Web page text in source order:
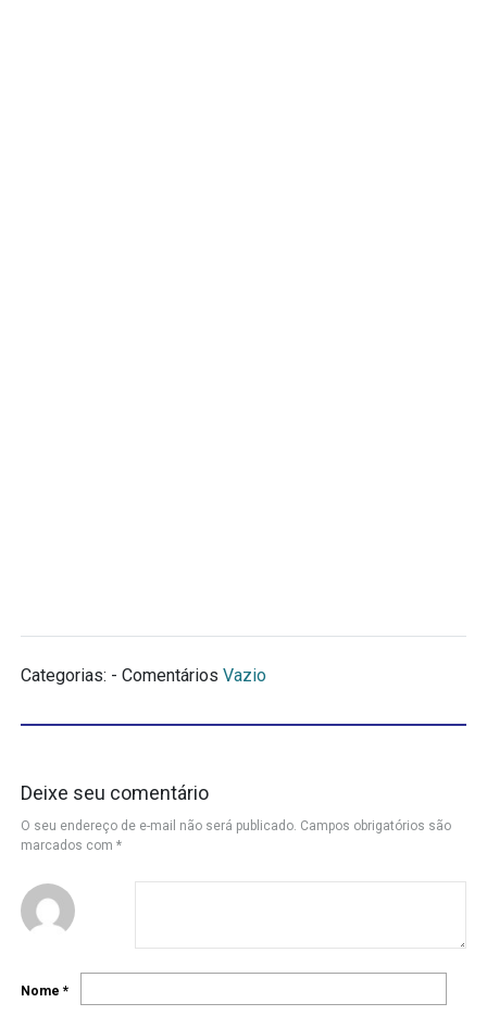
Categorias: - Comentários Vazio
Deixe seu comentário
O seu endereço de e-mail não será publicado. Campos obrigatórios são
marcados com *
Nome *